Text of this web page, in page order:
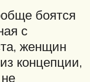
боятся
с
женщин
концепции,